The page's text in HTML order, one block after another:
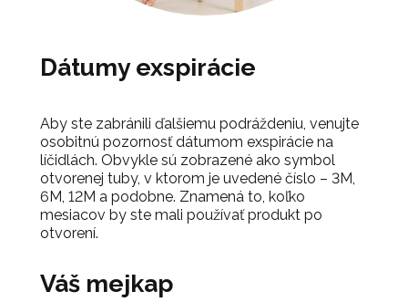
Dátumy exspirácie
Aby ste zabránili ďalšiemu podráždeniu, venujte
osobitnú pozornosť dátumom exspirácie na
líčidlách. Obvykle sú zobrazené ako symbol
otvorenej tuby, v ktorom je uvedené číslo – 3M,
6M, 12M a podobne. Znamená to, koľko
mesiacov by ste mali používať produkt po
otvorení.
Váš mejkap